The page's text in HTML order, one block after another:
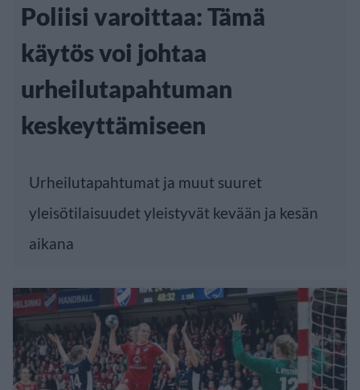
Poliisi varoittaa: Tämä
käytös voi johtaa
urheilutapahtuman
keskeyttämiseen
Urheilutapahtumat ja muut suuret
yleisötilaisuudet yleistyvät kevään ja kesän
aikana